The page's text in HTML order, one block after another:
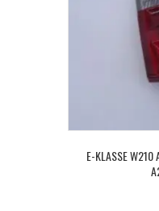
E-KLASSE W210